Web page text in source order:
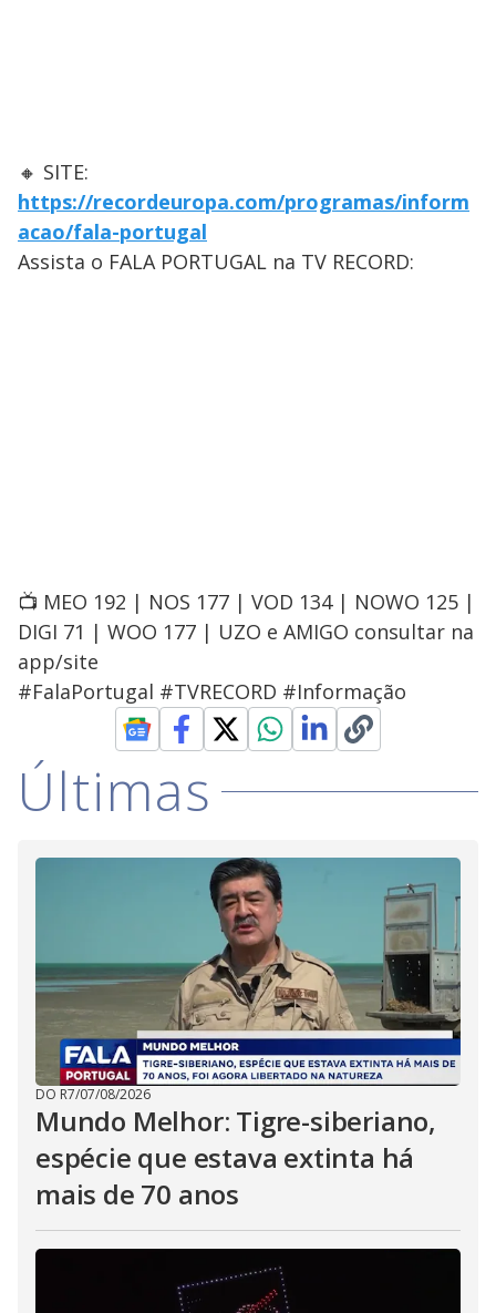
🔸 SITE:
https://recordeuropa.com/programas/inform
acao/fala-portugal
Assista o FALA PORTUGAL na TV RECORD:
📺 MEO 192 | NOS 177 | VOD 134 | NOWO 125 |
DIGI 71 | WOO 177 | UZO e AMIGO consultar na
app/site
#FalaPortugal #TVRECORD #Informação
Últimas
DO R7/07/08/2026
Mundo Melhor: Tigre-siberiano,
espécie que estava extinta há
mais de 70 anos